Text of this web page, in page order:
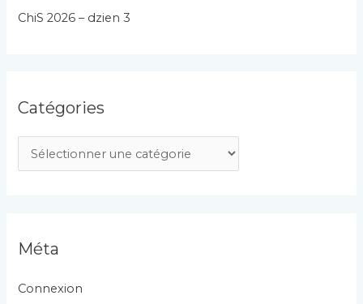
ChiS 2026 – dzien 3
Catégories
a
g
r
Méta
Connexion